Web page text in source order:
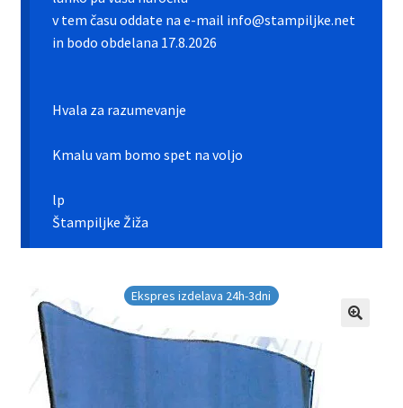
Galerija športnih vstavkov
Košarica
Pogoji poslovanja in piškotki
Pokali.net Kontakt
Zaključek nakupa
v tem času oddate na e-mail info@stampiljke.net
in bodo obdelana 17.8.2026
Hvala za razumevanje
Kmalu vam bomo spet na voljo
lp
Štampiljke Žiža
Ekspres izdelava 24h-3dni